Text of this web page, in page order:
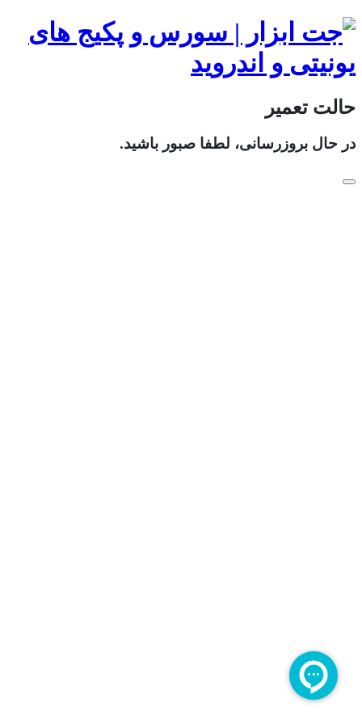
حالت تعمیر
در حال بروزرسانی، لطفا صبور باشید.